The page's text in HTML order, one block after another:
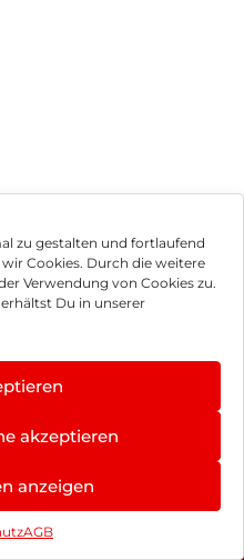
zu gestalten und fortlaufend
Cookies. Durch die weitere
Verwendung von Cookies zu.
Du in unserer
akzeptieren
anzeigen
AGB
Rights Reserved.